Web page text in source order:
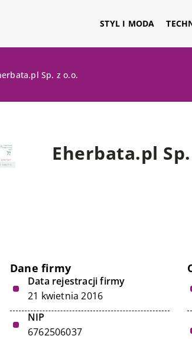
STYL I MODA
Sp. z o.o.
Eherbata.pl
Dane firmy
Data rejestracji firmy
21 kwietnia 2016
NIP
6762506037